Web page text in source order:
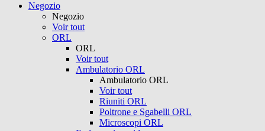
Negozio
Negozio
Voir tout
ORL
ORL
Voir tout
Ambulatorio ORL
Ambulatorio ORL
Voir tout
Riuniti ORL
Poltrone e Sgabelli ORL
Microscopi ORL